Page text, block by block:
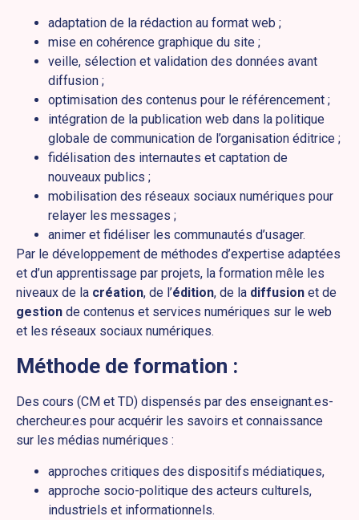
adaptation de la rédaction au format web ;
mise en cohérence graphique du site ;
veille, sélection et validation des données avant
diffusion ;
optimisation des contenus pour le référencement ;
intégration de la publication web dans la politique
globale de communication de l’organisation éditrice ;
fidélisation des internautes et captation de
nouveaux publics ;
mobilisation des réseaux sociaux numériques pour
relayer les messages ;
animer et fidéliser les communautés d’usager.
Par le développement de méthodes d’expertise adaptées
et d’un apprentissage par projets, la formation mêle les
niveaux de la création, de l’édition, de la diffusion et de
gestion de contenus et services numériques sur le web
et les réseaux sociaux numériques.
Méthode de formation :
Des cours (CM et TD) dispensés par des enseignant.es-
chercheur.es pour acquérir les savoirs et connaissance
sur les médias numériques :
approches critiques des dispositifs médiatiques,
approche socio-politique des acteurs culturels,
industriels et informationnels.